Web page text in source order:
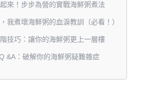
來！步步為營的實戰海鮮粥煮法
我煮壞海鮮粥的血淚教訓（必看！）
技巧：讓你的海鮮粥更上一層樓
&A：破解你的海鮮粥疑難雜症